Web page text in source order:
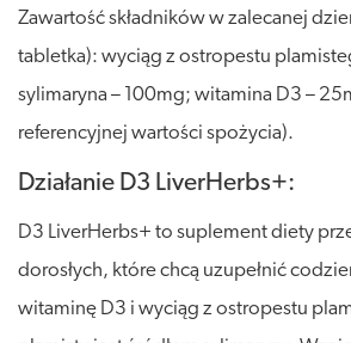
Zawartość składników w zalecanej
tabletka): wyciąg z ostropestu
sylimaryna – 100mg; witamina D3 –
referencyjnej wartości spożycia).
Działanie D3 LiverHerbs+:
D3 LiverHerbs+ to suplement diety
dorosłych, które chcą uzupełnić
witaminę D3 i wyciąg z ostropestu